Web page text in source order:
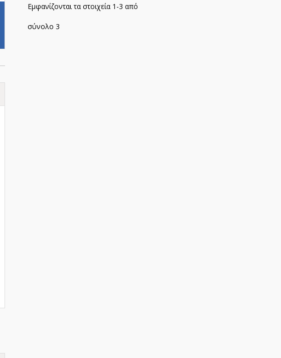
Εμφανίζονται τα στοιχεία 1-3 από
σύνολο 3